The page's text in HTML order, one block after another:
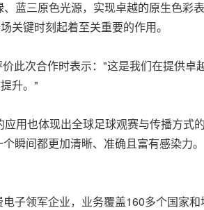
蓝三原色光源，实现卓越的原生色
键时刻起着至关重要的作用。
此次合作时表示："这是我们在提供
升。"
用也体现出全球足球观赛与传播方
瞬间都更加清晰、准确且富有感染力。
子领军企业，业务覆盖160多个国家